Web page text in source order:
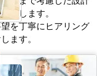
トします。
を丁寧にヒアリング
ます。